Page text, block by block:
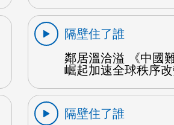
隔壁住了誰
鄰居溫洽溢 《中國
崛起加速全球秩序
隔壁住了誰